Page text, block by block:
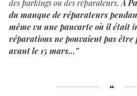
des parkings ou des réparateurs. À
du manque de réparateurs
même vu une pancarte où il était
réparations ne pouvaient pas être
avant le 15 mars…”